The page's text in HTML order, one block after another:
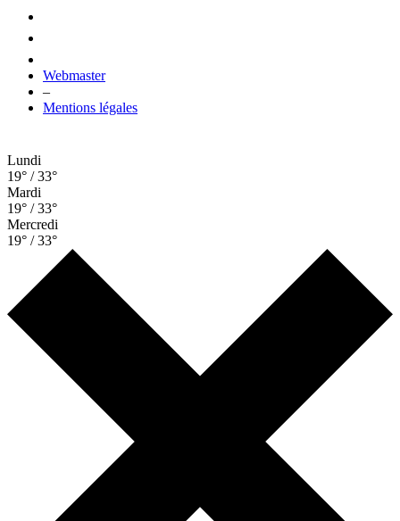
Webmaster
–
Mentions légales
Lundi
19° / 33°
Mardi
19° / 33°
Mercredi
19° / 33°